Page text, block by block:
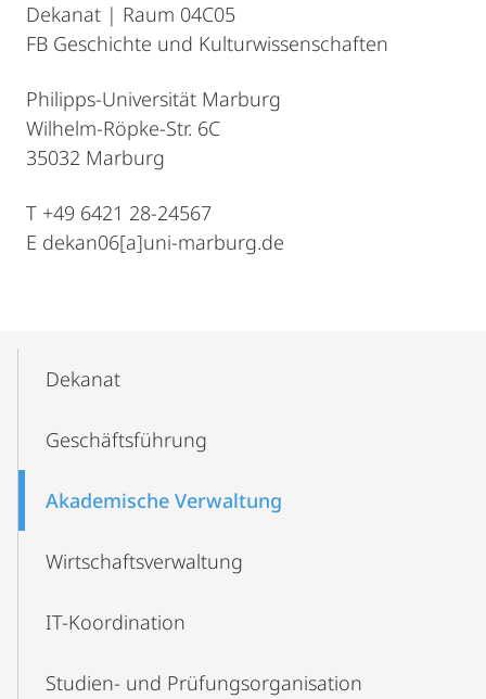
Dekanat | Raum 04C05
FB Geschichte und Kulturwissenschaften
Philipps-Universität Marburg
Wilhelm-Röpke-Str. 6C
35032 Marburg
T +49 6421 28-24567
E dekan06[a]uni-marburg.de
NavigationDekanat
Geschäftsführung
Akademische Verwaltung
Wirtschaftsverwaltung
IT-Koordination
Studien- und Prüfungsorganisation